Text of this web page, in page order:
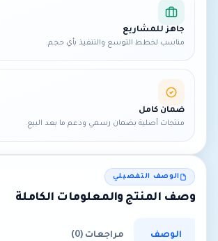
جاهز للمشاريع
مناسب لخطط التوسع والتنفيذ بأي حجم.
ضمان كامل
منتجات أصلية بضمان رسمي ودعم ما بعد البيع.
الوصف التفصيلي
وصف المنتج والمعلومات الكاملة
الوصف مراجعات (0)